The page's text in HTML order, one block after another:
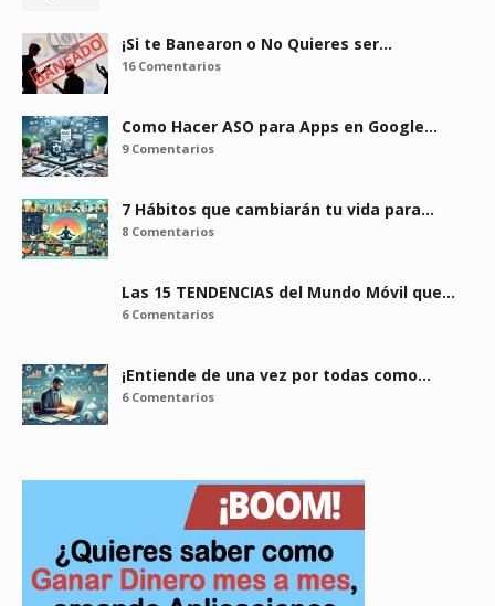
¡Si te Banearon o No Quieres ser…
16 Comentarios
Como Hacer ASO para Apps en Google…
9 Comentarios
7 Hábitos que cambiarán tu vida para…
8 Comentarios
Las 15 TENDENCIAS del Mundo Móvil que…
6 Comentarios
¡Entiende de una vez por todas como…
6 Comentarios